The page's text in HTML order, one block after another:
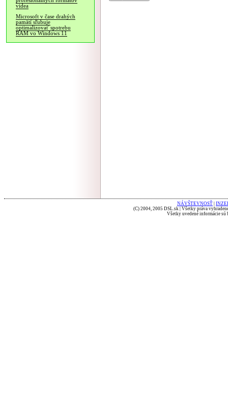
videa
Microsoft v čase drahých
pamätí sľubuje
optimalizovať spotrebu
RAM vo Windows 11
NÁVŠTEVNOSŤ
(C) 2004, 2005 DSL.sk | Všetky práva
Všetky uvedené informácie sú